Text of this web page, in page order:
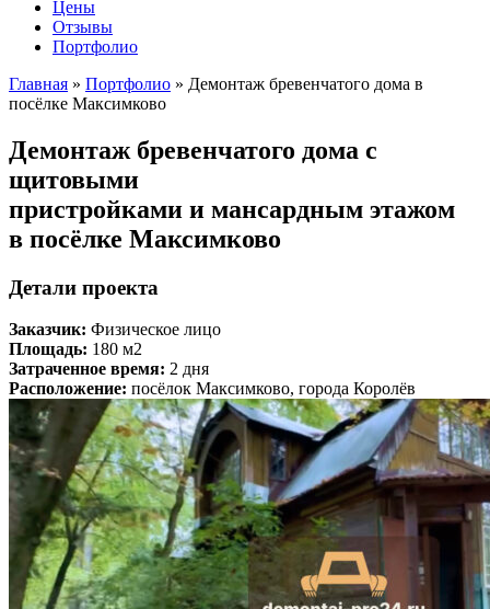
Цены
Отзывы
Портфолио
Главная » Портфолио » Демонтаж бревенчатого дома в
посёлке Максимково
Демонтаж бревенчатого дома с
щитовыми
пристройками и мансардным этажом
в посёлке Максимково
Детали проекта
Заказчик: Физическое лицо
Площадь: 180 м2
Затраченное время: 2 дня
Расположение: посёлок Максимково, города Королёв